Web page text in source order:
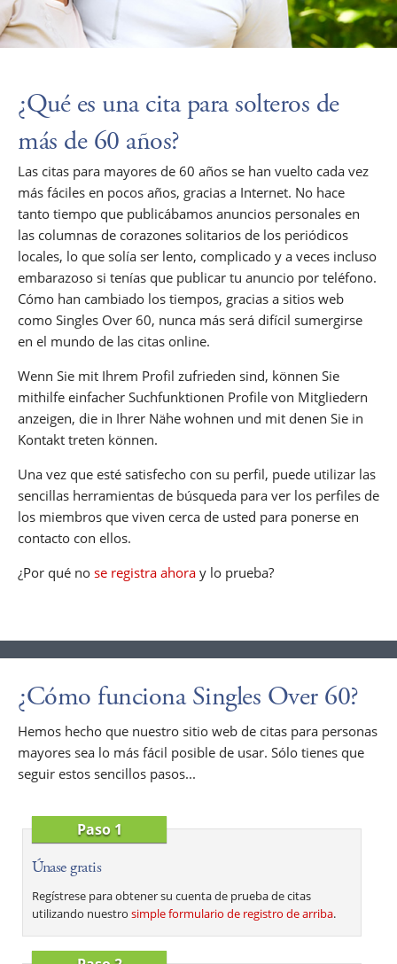
¿Qué es una cita para solteros de
más de 60 años?
Las citas para mayores de 60 años se han vuelto cada vez
más fáciles en pocos años, gracias a Internet. No hace
tanto tiempo que publicábamos anuncios personales en
las columnas de corazones solitarios de los periódicos
locales, lo que solía ser lento, complicado y a veces incluso
embarazoso si tenías que publicar tu anuncio por teléfono.
Cómo han cambiado los tiempos, gracias a sitios web
como Singles Over 60, nunca más será difícil sumergirse
en el mundo de las citas online.
Wenn Sie mit Ihrem Profil zufrieden sind, können Sie
mithilfe einfacher Suchfunktionen Profile von Mitgliedern
anzeigen, die in Ihrer Nähe wohnen und mit denen Sie in
Kontakt treten können.
Una vez que esté satisfecho con su perfil, puede utilizar las
sencillas herramientas de búsqueda para ver los perfiles de
los miembros que viven cerca de usted para ponerse en
contacto con ellos.
¿Por qué no se registra ahora y lo prueba?
¿Cómo funciona Singles Over 60?
Hemos hecho que nuestro sitio web de citas para personas
mayores sea lo más fácil posible de usar. Sólo tienes que
seguir estos sencillos pasos...
Paso 1
Únase gratis
Regístrese para obtener su cuenta de prueba de citas
utilizando nuestro simple formulario de registro de arriba.